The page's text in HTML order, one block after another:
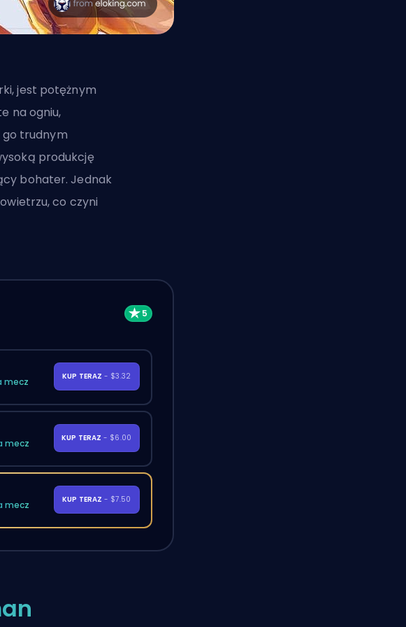
jest potężnym
na ogniu,
go trudnym
produkcję
bohater. Jednak
co czyni
mecz
KUP TERAZ - $3.32
mecz
KUP TERAZ - $6.00
mecz
KUP TERAZ - $7.50